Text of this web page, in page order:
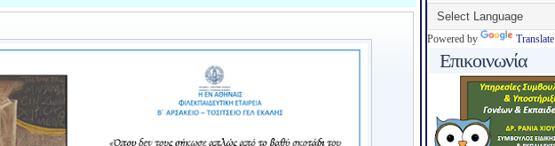
Powered by Translate
Επικοινωνία